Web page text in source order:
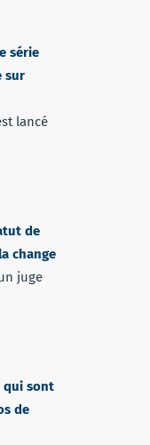
série
sur
lancé
de
change
juge
qui sont
de